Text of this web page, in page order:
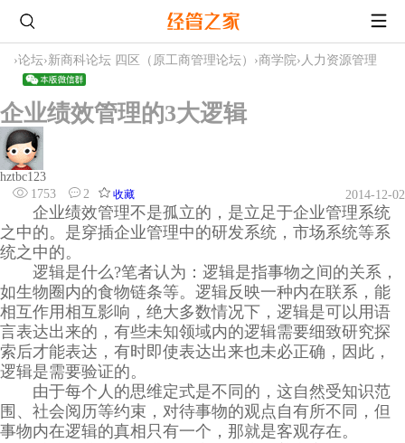
›论坛›新商科论坛 四区（原工商管理论坛） ›商学院› 人力资源管理
企业绩效管理的3大逻辑
hztbc123
1753
2 收藏 2014-12-02
企业绩效管理不是孤立的，是立足于企业管理系统
之中的。是穿插企业管理中的研发系统，市场系统等系
统之中的。
逻辑是什么?笔者认为：逻辑是指事物之间的关系，
如生物圈内的食物链条等。逻辑反映一种内在联系，能
相互作用相互影响，绝大多数情况下，逻辑是可以用语
言表达出来的，有些未知领域内的逻辑需要细致研究探
索后才能表达，有时即使表达出来也未必正确，因此，
逻辑是需要验证的。
由于每个人的思维定式是不同的，这自然受知识范
围、社会阅历等约束，对待事物的观点自有所不同，但
事物内在逻辑的真相只有一个，那就是客观存在。